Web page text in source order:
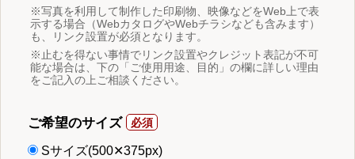
※写真を利用して制作した印刷物、映像などをWeb上で表
示する場合（WebカタログやWebチラシなども含みます）
も、リンク設置が必須となります。
※止むを得ない事情でリンク設置やクレジット表記が不可
能な場合は、下の「ご使用用途、目的」の欄に詳しい理由
をご記入の上ご相談ください。
ご希望のサイズ
Sサイズ(500✕375px)